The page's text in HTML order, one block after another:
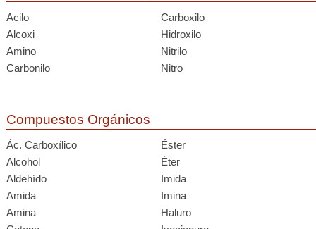
Acilo
Carboxilo
Alcoxi
Hidroxilo
Amino
Nitrilo
Carbonilo
Nitro
Compuestos Orgánicos
Ác. Carboxílico
Éster
Alcohol
Éter
Aldehído
Imida
Amida
Imina
Amina
Haluro